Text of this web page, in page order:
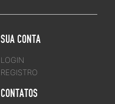
SUA CONTA
LOGIN
REGISTRO
CONTATOS